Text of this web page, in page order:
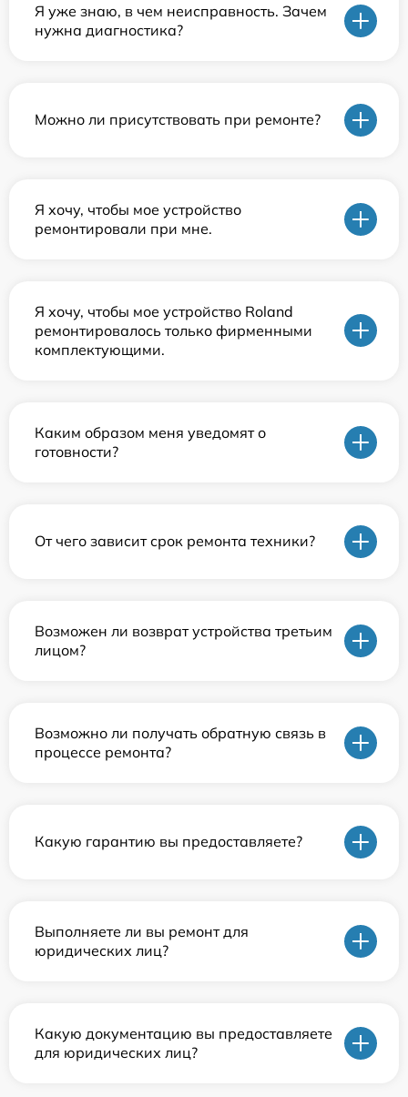
Я уже знаю, в чем неисправность. Зачем
нужна диагностика?
Можно ли присутствовать при ремонте?
Я хочу, чтобы мое устройство
ремонтировали при мне.
Я хочу, чтобы мое устройство Roland
ремонтировалось только фирменными
комплектующими.
Каким образом меня уведомят о
готовности?
От чего зависит срок ремонта техники?
Возможен ли возврат устройства третьим
лицом?
Возможно ли получать обратную связь в
процессе ремонта?
Какую гарантию вы предоставляете?
Выполняете ли вы ремонт для
юридических лиц?
Какую документацию вы предоставляете
для юридических лиц?